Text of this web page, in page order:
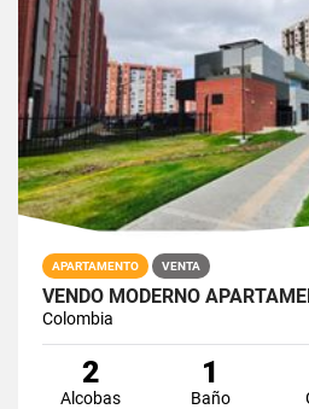
APARTAMENTO VENTA
VENDO MODERNO
Colombia
2
Alcobas
1
Baño